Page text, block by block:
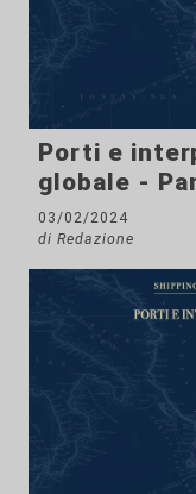
Porti e
globale -
03/02/2024
di Redazione